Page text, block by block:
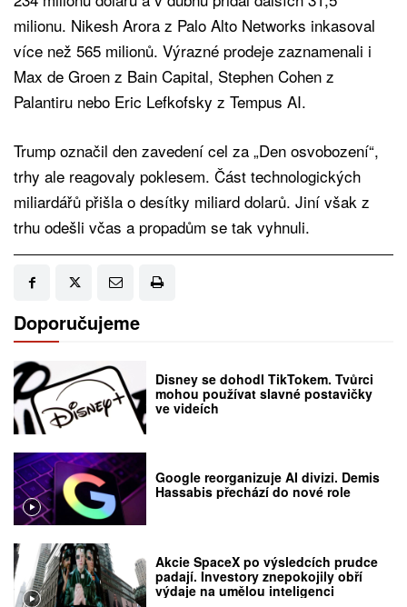
milionu. Nikesh Arora z Palo Alto Networks inkasoval
více než 565 milionů. Výrazné prodeje zaznamenali i
Max de Groen z Bain Capital, Stephen Cohen z
Palantiru nebo Eric Lefkofsky z Tempus AI.
Trump označil den zavedení cel za „Den osvobození“,
trhy ale reagovaly poklesem. Část technologických
miliardářů přišla o desítky miliard dolarů. Jiní však z
trhu odešli včas a propadům se tak vyhnuli.
Doporučujeme
Disney se dohodl TikTokem. Tvůrci
mohou používat slavné postavičky
ve videích
Google reorganizuje AI divizi. Demis
Hassabis přechází do nové role
Akcie SpaceX po výsledcích prudce
padají. Investory znepokojily obří
výdaje na umělou inteligenci